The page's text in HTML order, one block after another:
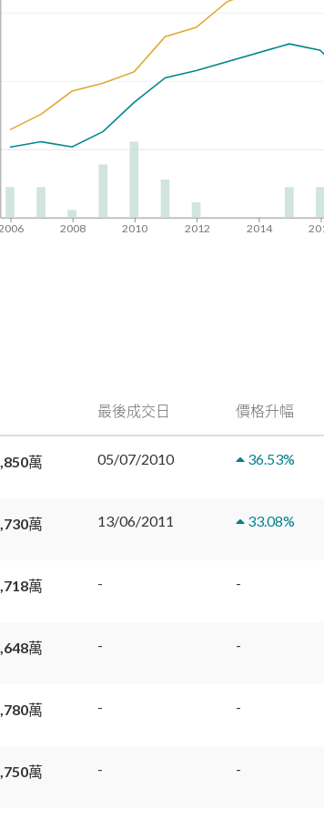
2008 2010 2012 2014
最後成交日 價格升幅
萬 05/07/2010 36.53%
萬 13/06/2011 33.08%
萬 - -
萬 - -
萬 - -
萬 - -